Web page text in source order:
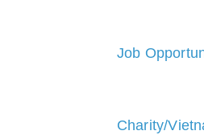
Job
Charity/